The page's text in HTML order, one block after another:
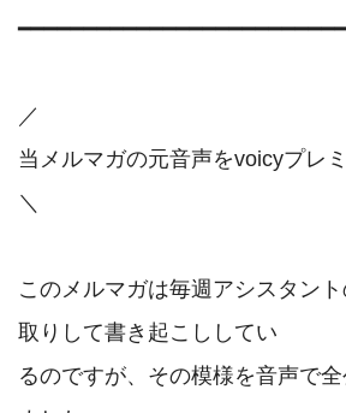
／
当メルマガの元音声をvoicyプレ
＼
このメルマガは毎週アシスタン
取りして書き起こししてい
るのですが、その模様を音声で